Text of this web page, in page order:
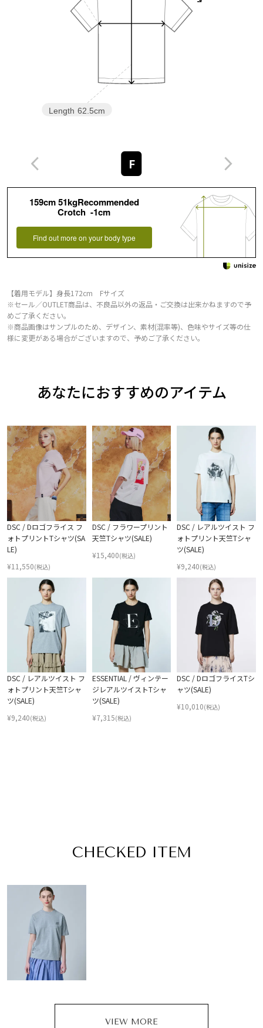
Length 62.5cm
F
159cm 51kgRecommended
Crotch -1cm
Find out more on your body type
【着用モデル】身長172cm Fサイズ
※セール／OUTLET商品は、不良品以外の返品・ご交換は出来かねますので予
めご了承ください。
※商品画像はサンプルのため、デザイン、素材(混率等)、色味やサイズ等の仕
様に変更がある場合がございますので、予めご了承ください。
あなたにおすすめのアイテム
DSC / Dロゴフライス フ
ォトプリントTシャツ(SA
LE)
¥11,550(税込)
DSC / フラワープリント
天竺Tシャツ(SALE)
¥15,400(税込)
DSC / レアルツイスト フ
ォトプリント天竺Tシャ
ツ(SALE)
¥9,240(税込)
DSC / レアルツイスト フ
ォトプリント天竺Tシャ
ツ(SALE)
¥9,240(税込)
ESSENTIAL / ヴィンテー
ジレアルツイストTシャ
ツ(SALE)
¥7,315(税込)
DSC / DロゴフライスTシ
ャツ(SALE)
¥10,010(税込)
CHECKED ITEM
VIEW MORE